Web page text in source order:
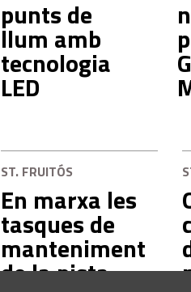
punts de
llum amb
tecnologia
LED
ST. FRUITÓS
En marxa les
tasques de
manteniment
de la pista